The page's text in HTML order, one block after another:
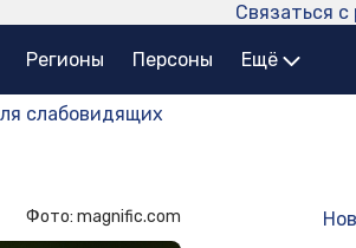
Связаться
Регионы Персоны Ещё
слабовидящих
Фото: magnific.com